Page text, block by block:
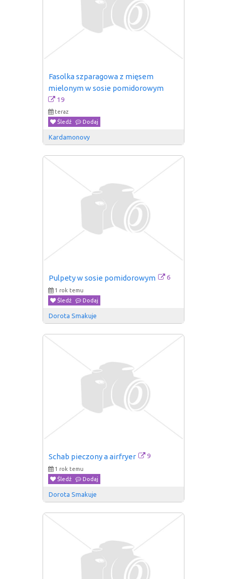
Fasolka szparagowa z mięsem
mielonym w sosie pomidorowym
19
teraz
Śledź
Dodaj
Kardamonovy
Pulpety w sosie pomidorowym 6
1 rok temu
Śledź
Dodaj
Dorota Smakuje
Schab pieczony a airfryer 9
1 rok temu
Śledź
Dodaj
Dorota Smakuje